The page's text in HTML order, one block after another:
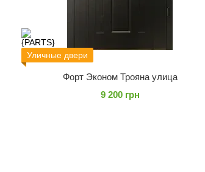
Уличные двери
Форт Эконом Трояна улица
9 200 грн